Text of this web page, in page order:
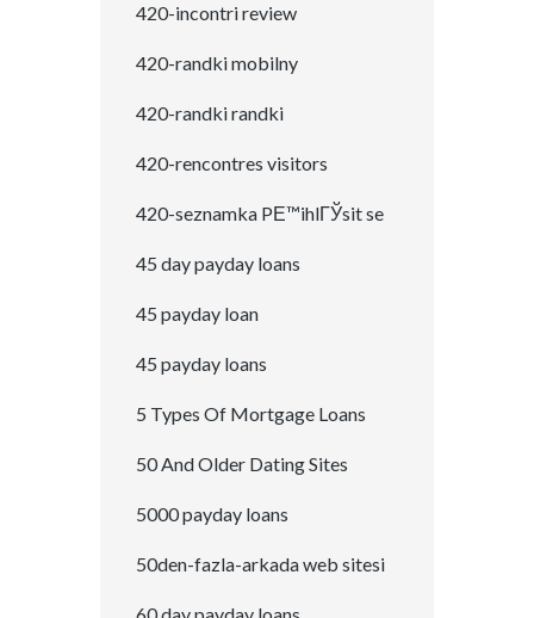
420-incontri review
420-randki mobilny
420-randki randki
420-rencontres visitors
420-seznamka PЕ™ihlГЎsit se
45 day payday loans
45 payday loan
45 payday loans
5 Types Of Mortgage Loans
50 And Older Dating Sites
5000 payday loans
50den-fazla-arkada web sitesi